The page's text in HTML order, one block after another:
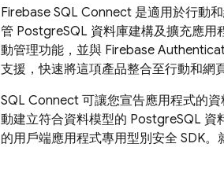
Firebase SQL Connect 是適用於行動
管 PostgreSQL 資料庫建構及擴充應
動管理功能，並與 Firebase
支援，快速將這項產品整合至行動和網
SQL Connect 可讓您宣告應用程式的
動建立符合資料模型的 PostgreSQL 資
的用戶端應用程式專用型別安全 SDK